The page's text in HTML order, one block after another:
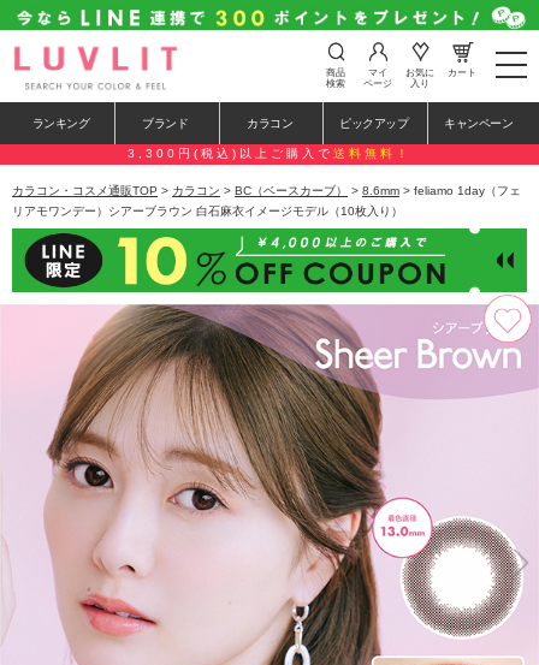
t
o
e
n
a
a
i
o
n
商品
検索
マイ
ページ
お気に
入り
カート
ランキング ブランド カラコン ピックアップ キャンペーン
3,300円(税込)以上ご購入で 送料無料！
カラコン・コスメ通販TOP > カラコン > BC（ベースカーブ） > 8.6mm > feliamo 1day（フェ
リアモワンデー）シアーブラウン 白石麻衣イメージモデル（10枚入り）